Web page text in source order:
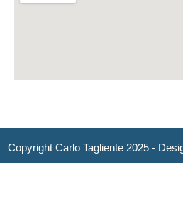
Copyright Carlo Tagliente 2025 -